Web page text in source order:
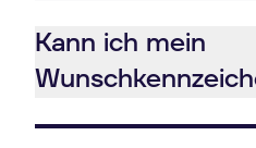
Kann ich mein